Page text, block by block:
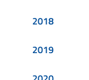
2018
2019